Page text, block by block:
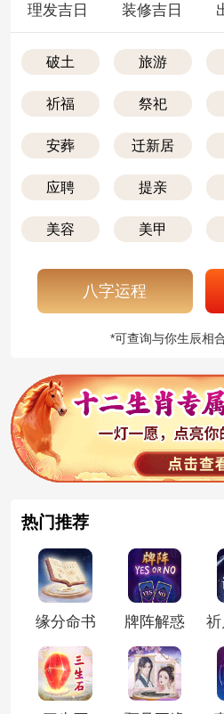
理发吉日 装修吉日
破土 旅游
祈福 祭祀
安葬 迁新居
应聘 提亲
美容 美甲
八字运程
*可查询与你生辰相
热门推荐
缘分命书 牌阵解惑